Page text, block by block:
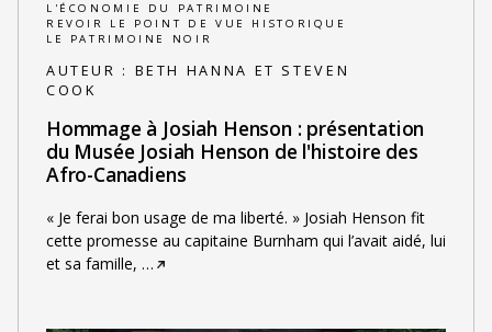
L'ÉCONOMIE DU PATRIMOINE
REVOIR LE POINT DE VUE HISTORIQUE
LE PATRIMOINE NOIR
AUTEUR : BETH HANNA ET STEVEN
COOK
Hommage à Josiah Henson : présentation
du Musée Josiah Henson de l'histoire des
Afro-Canadiens
« Je ferai bon usage de ma liberté. » Josiah Henson fit
cette promesse au capitaine Burnham qui l’avait aidé, lui
et sa famille, …